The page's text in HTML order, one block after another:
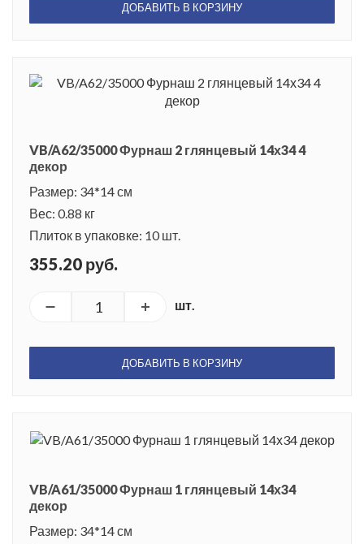
ДОБАВИТЬ В КОРЗИНУ
VB/A62/35000 Фурнаш 2 глянцевый 14х34 4
декор
Размер: 34*14 см
Вес: 0.88 кг
Плиток в упаковке: 10 шт.
355.20 руб.
шт.
ДОБАВИТЬ В КОРЗИНУ
VB/A61/35000 Фурнаш 1 глянцевый 14х34
декор
Размер: 34*14 см